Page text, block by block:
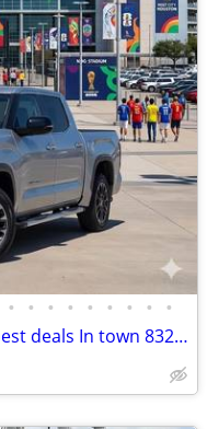
• • • • • • • • •
🛻2023 Toyota Tundra Limited best deals In town 832-249-1818